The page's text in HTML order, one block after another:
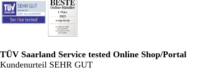
TÜV Saarland Service tested Online Shop/Portal
Kundenurteil SEHR GUT